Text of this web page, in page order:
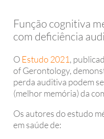
Função cognitiva
com deficiência
OEstudo 2021,
of Gerontology,
perda auditiva podem
(melhor memória) da
Os autores do estudo
em saúde de: